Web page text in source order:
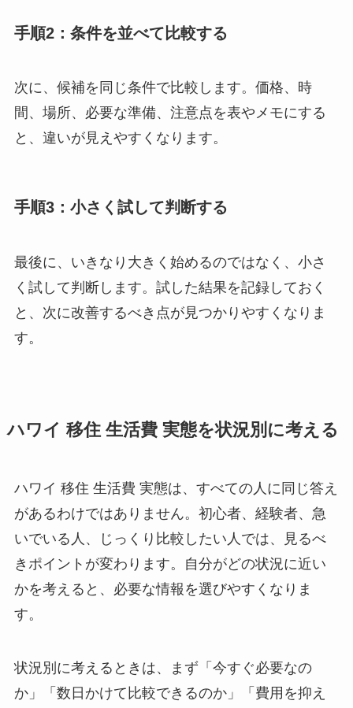
手順2：条件を並べて比較する
次に、候補を同じ条件で比較します。価格、時
間、場所、必要な準備、注意点を表やメモにする
と、違いが見えやすくなります。
手順3：小さく試して判断する
最後に、いきなり大きく始めるのではなく、小さ
く試して判断します。試した結果を記録しておく
と、次に改善するべき点が見つかりやすくなりま
す。
ハワイ 移住 生活費 実態を状況別に考える
ハワイ 移住 生活費 実態は、すべての人に同じ答え
があるわけではありません。初心者、経験者、急
いでいる人、じっくり比較したい人では、見るべ
きポイントが変わります。自分がどの状況に近い
かを考えると、必要な情報を選びやすくなりま
す。
状況別に考えるときは、まず「今すぐ必要なの
か」「数日かけて比較できるのか」「費用を抑え